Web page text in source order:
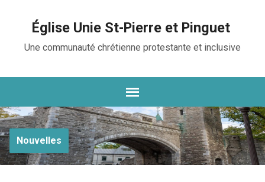
Église Unie St-Pierre et Pinguet
Une communauté chrétienne protestante et inclusive
Nouvelles